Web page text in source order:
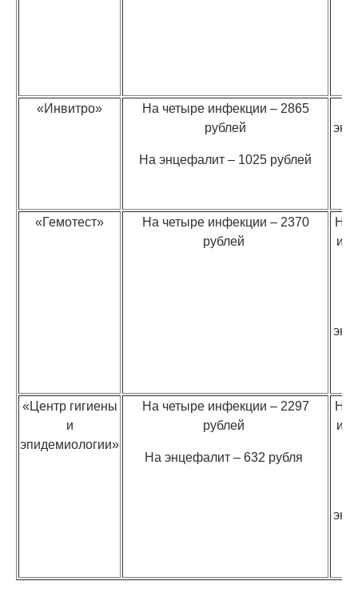
«Инвитро»
На четыре инфекции – 2865
рублей
На энцефалит – 1025 рублей
«Гемотест»
На четыре инфекции – 2370
рублей
На
«Центр гигиены
и
эпидемиологии»
На четыре инфекции – 2297
рублей
На энцефалит – 632 рубля
На